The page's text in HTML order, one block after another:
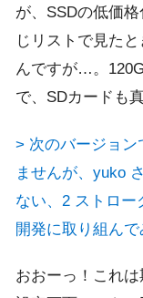
が、SSDの低価
じリストで見た
んですが…。
で、SDカードも
> 次のバージョン
ませんが、yuko
ない、2 ストロー
開発に取り組ん
おおーっ！これは